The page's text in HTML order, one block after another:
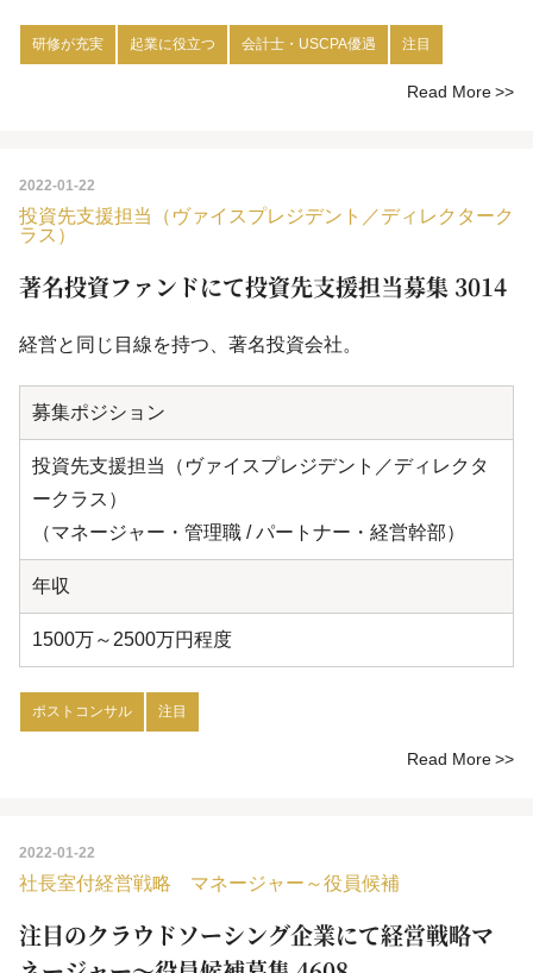
研修が充実 起業に役立つ 会計士・USCPA優遇 注目
Read More
2022-01-22
投資先支援担当（ヴァイスプレジデント／ディレクターク
ラス）
著名投資ファンドにて投資先支援担当募集 3014
経営と同じ目線を持つ、著名投資会社。
募集ポジション
投資先支援担当（ヴァイスプレジデント／ディレクタ
ークラス）
（マネージャー・管理職 / パートナー・経営幹部）
年収
1500万～2500万円程度
ポストコンサル 注目
Read More
2022-01-22
社長室付経営戦略 マネージャー～役員候補
注目のクラウドソーシング企業にて経営戦略マ